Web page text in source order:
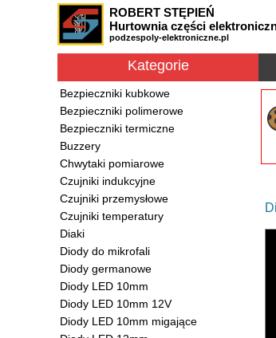
ROBERT STĘPIEŃ
Hurtownia części
podzespoly-elektroniczne.pl
Kategorie
Bezpieczniki kubkowe
Bezpieczniki polimerowe
Bezpieczniki termiczne
Buzzery
Chwytaki pomiarowe
Czujniki indukcyjne
Czujniki przemysłowe
Czujniki temperatury
Diaki
Diody do mikrofali
Diody germanowe
Diody LED 10mm
Diody LED 10mm 12V
Diody LED 10mm migające